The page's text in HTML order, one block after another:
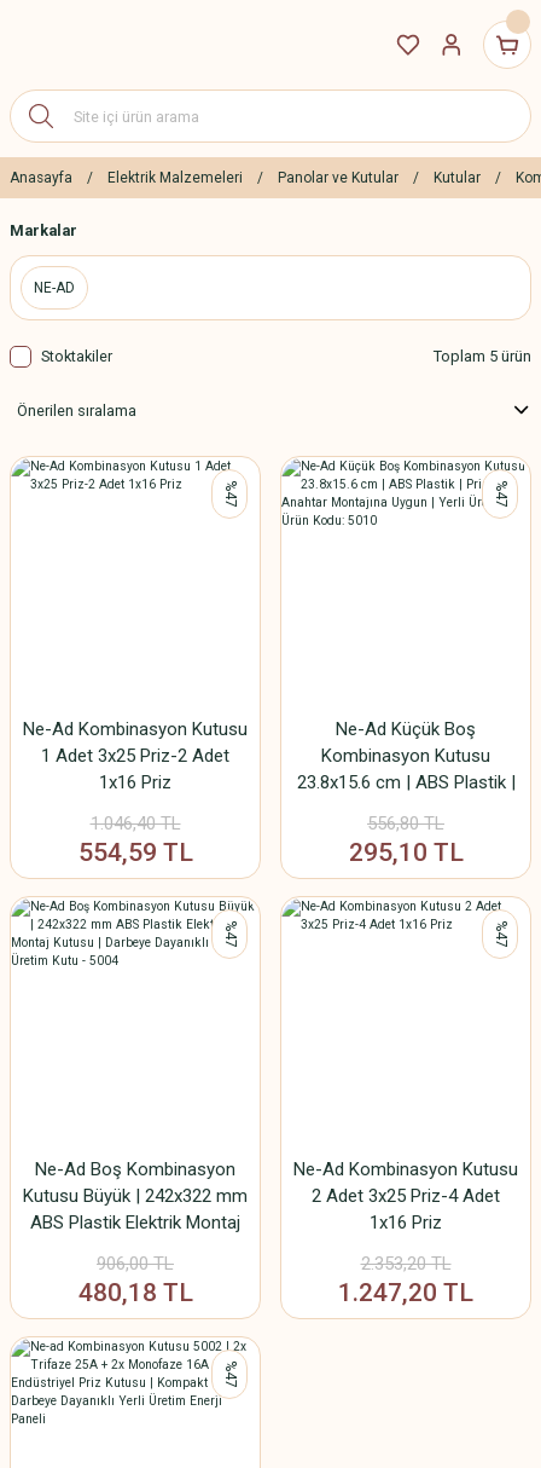
Anasayfa Elektrik Malzemeleri Panolar ve Kutular Kutular
Markalar
NE-AD
Stoktakiler Toplam 5 ürün
%47
Ne-Ad Kombinasyon Kutusu
1 Adet 3x25 Priz-2 Adet
1x16 Priz
1.046,40 TL
554,59 TL
%47
Ne-Ad Küçük Boş
Kombinasyon Kutusu
23.8x15.6 cm | ABS Plastik |
Uygun | Yerli Üretim | Ürün
Kodu: 5010
556,80 TL
295,10 TL
%47
Ne-Ad Boş Kombinasyon
Kutusu Büyük | 242x322 mm
ABS Plastik Elektrik Montaj
Yerli Üretim Kutu - 5004
906,00 TL
480,18 TL
%47
Ne-Ad Kombinasyon Kutusu
2 Adet 3x25 Priz-4 Adet
1x16 Priz
2.353,20 TL
1.247,20 TL
%47